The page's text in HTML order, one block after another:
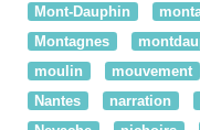
Mont-Dauphin
Montagnes
moulin
mouvement
Nantes
narration